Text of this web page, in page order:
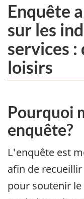
Enquête
sur les
services
loisirs
Pourquoi
enquête?
L'enquête est
afin de
pour soutenir